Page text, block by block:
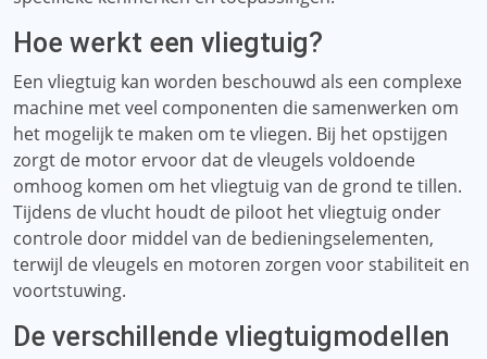
Hoe werkt een vliegtuig?
Een vliegtuig kan worden beschouwd als een complexe
machine met veel componenten die samenwerken om
het mogelijk te maken om te vliegen. Bij het opstijgen
zorgt de motor ervoor dat de vleugels voldoende
omhoog komen om het vliegtuig van de grond te tillen.
Tijdens de vlucht houdt de piloot het vliegtuig onder
controle door middel van de bedieningselementen,
terwijl de vleugels en motoren zorgen voor stabiliteit en
voortstuwing.
De verschillende vliegtuigmodellen